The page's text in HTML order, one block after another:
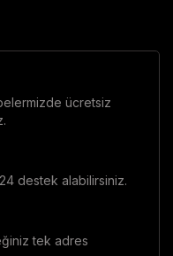
ücretsiz
destek alabilirsiniz.
tek adres